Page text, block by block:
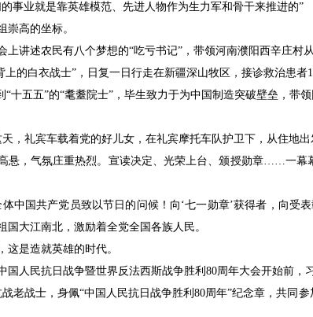
事业就是靠英雄模范、先进人物作为生力军和骨干来推进的”
崇高的坐标。
上讲述农民有八个梦想的“吃亏书记”，带领河南濮阳西辛庄村
上的白衣战士”，日复一日行走在新疆深山牧区，接诊救治患者
“十五五”的“耄耋院士”，毕生致力于为中国制造突破壁垒，带
，礼宾车载着党的好儿女，在礼宾摩托车队护卫下，从住地
悬，气氛庄重热烈。宣读决定、光荣上台、颁授勋章……一
中国共产党员致以节日的问候！向‘七一勋章’获得者，向
国大江南北，激励着全党全国各族人民。
这是造就英雄的时代。
国人民抗日战争暨世界反法西斯战争胜利80周年大会开始前，
老战士，身佩“中国人民抗日战争胜利80周年”纪念章，共同